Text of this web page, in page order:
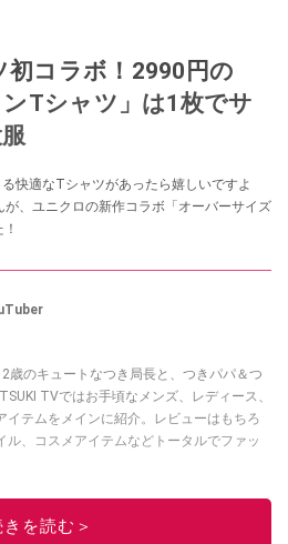
初コラボ！2990円の
ンTシャツ」は1枚でサ
快適なTシャツがあったら嬉しいですよ
、ユニクロの新作コラボ「オーバーサイズ
TVではお手頃なメンズ、レディース、
イテムをメインに紹介。レビューはもちろ
ル、コスメアイテムなどトータルでファッ
このイチオシストの他の記事を読む
きを読む＞